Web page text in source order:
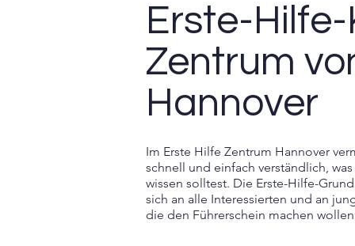
Erste-Hilfe-
Zentrum
Hannover
Im Erste Hilfe Zentrum Hannover
schnell und einfach verständlich,
wissen solltest. Die Erste-Hilfe-
sich an alle Interessierten und an
die den Führerschein machen